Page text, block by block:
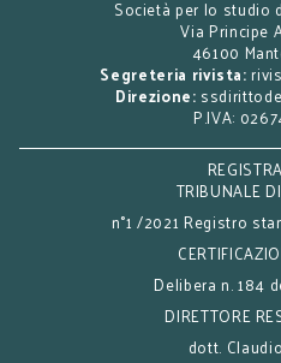
Società per lo studio
Via Principe
46100
Segreteria rivista:
Direzione:
P.IVA:
TRIBUNALE
n°1 /2021 Registro
Delibera n. 184
DIRETTORE
dott.